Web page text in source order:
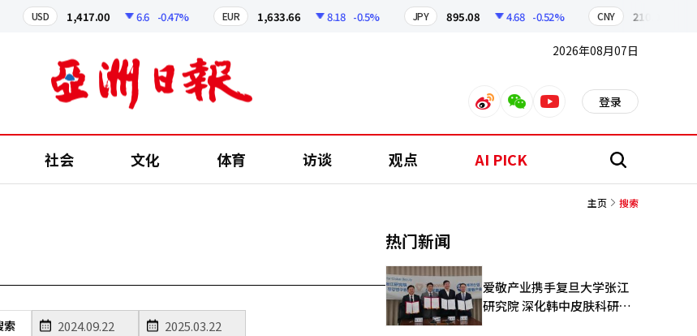
USD 1,417.00 6.6 -0.47% EUR 1,633.66 8.18 -0.5% JPY 895.08 4.68 -0.52% CNY 210.02
2026年08月07日
weiboweixinyoutube 登录
社会 文化 体育 访谈 观点 AI PICK 搜
主页 搜索
索
热门新闻
爱敬产业携手复旦大学张江
研究院 深化韩中皮肤科研合